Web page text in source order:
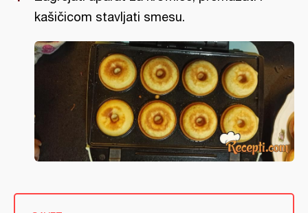
kašičicom stavljati smesu.